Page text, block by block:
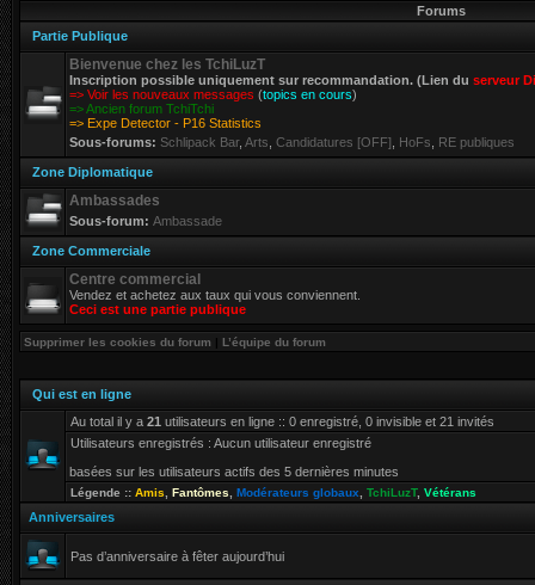
Forums
Partie Publique
Bienvenue chez les TchiLuzT
Inscription possible uniquement sur recommandation. (Lien du serveur
=> Voir les nouveaux messages (topics en cours)
=> Ancien forum TchiTchi
=> Expe Detector - P16 Statistics
Sous-forums: Schlipack Bar, Arts Candidatures [OFF] HoFs RE publiques
Zone Diplomatique
Ambassades
Sous-forum: Ambassade
Zone Commerciale
Centre commercial
Vendez et achetez aux taux qui vous conviennent.
Ceci est une partie publique
Supprimer les cookies du forum | L’équipe du forum
Qui est en ligne
Au total il y a 21 utilisateurs en ligne :: 0 enregistré, 0 invisible et 21 invités
Utilisateurs enregistrés : Aucun utilisateur enregistré
basées sur les utilisateurs actifs des 5 dernières minutes
Légende :: Amis Fantômes Modérateurs globaux TchiLuzT, Vétérans
Anniversaires
Pas d’anniversaire à fêter aujourd’hui